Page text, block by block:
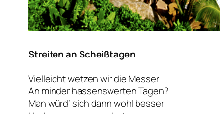
Streiten an Scheißtagen
Vielleicht wetzen wir die Messer
An minder hassenswerten Tagen?
Man würd‘ sich dann wohl besser